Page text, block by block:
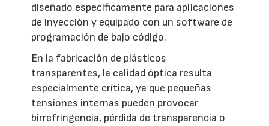
diseñado específicamente para aplicaciones
de inyección y equipado con un software de
programación de bajo código.
En la fabricación de plásticos
transparentes, la calidad óptica resulta
especialmente crítica, ya que pequeñas
tensiones internas pueden provocar
birrefringencia, pérdida de transparencia o